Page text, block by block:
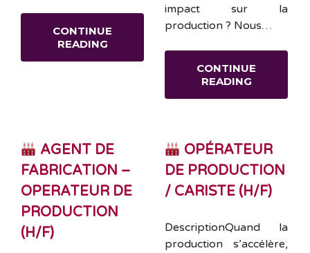
CONTINUE
READING
impact sur la
production ? Nous…
CONTINUE
READING
AGENT DE
FABRICATION –
OPERATEUR DE
PRODUCTION
(H/F)
OPÉRATEUR
DE PRODUCTION
/ CARISTE (H/F)
DescriptionQuand la
production s’accélère,